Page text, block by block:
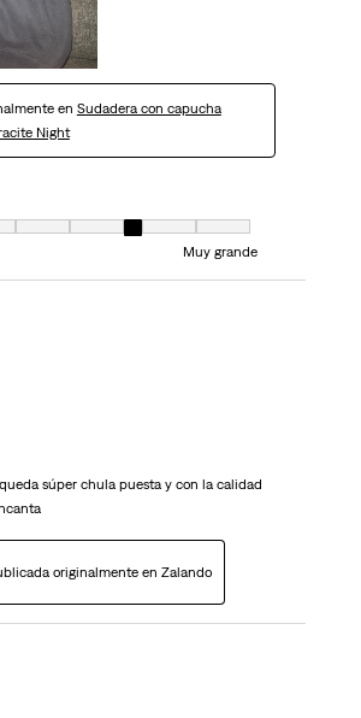
en Sudadera con capucha
Night
donde 1 es igual a Muy pequeño y 7 es igual a Muy
Muy grande
súper chula puesta y con la calidad
originalmente en Zalando